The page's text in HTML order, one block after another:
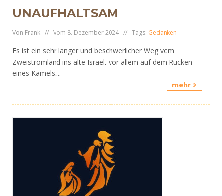
UNAUFHALTSAM
Von Frank // Vom 8. Dezember 2024 // Tags: Gedanken
Es ist ein sehr langer und beschwerlicher Weg vom
Zweistromland ins alte Israel, vor allem auf dem Rücken
eines Kamels....
mehr